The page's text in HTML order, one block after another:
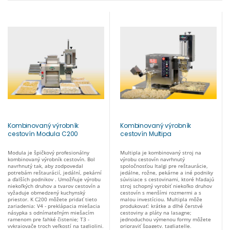
Kombinovaný výrobník
cestovín Modula C200
Modula je špičkový profesionálny
kombinovaný výrobník cestovín. Bol
navrhnutý tak, aby zodpovedal
potrebám reštaurácií, jedální, pekární
a ďalších podnikov . Umožňuje výrobu
niekoľkých druhov a tvarov cestovín a
vyžaduje obmedzený kuchynský
priestor. K C200 môžete pridať tieto
zariadenia: V4 - preklápacia miešacia
násypka s odnímateľným miešacím
ramenom pre ľahké čistenie; T3 -
vykrajovače troch veľkostí na tagliolini,
Kombinovaný výrobník
cestovín Multipa
Multipla je kombinovaný stroj na
výrobu cestovín navrhnutý
spoločnosťou Italgi pre reštaurácie,
jedálne, rožne, pekárne a iné podniky
súvisiace s cestovinami, ktoré hľadajú
stroj schopný vyrobiť niekoľko druhov
cestovín s menšími rozmermi a s
malou investíciou. Multipla môže
produkovať: krátke a dlhé čerstvé
cestoviny a pláty na lasagne;
jednoduchou výmenou formy môžete
pripraviť špagety, tagliatelle,